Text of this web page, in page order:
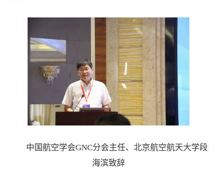
中国航空学会GNC分会主任、北京航空航天大学段
海滨致辞